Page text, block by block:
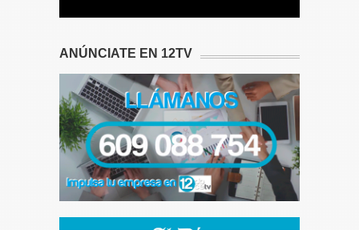
ANÚNCIATE EN 12TV